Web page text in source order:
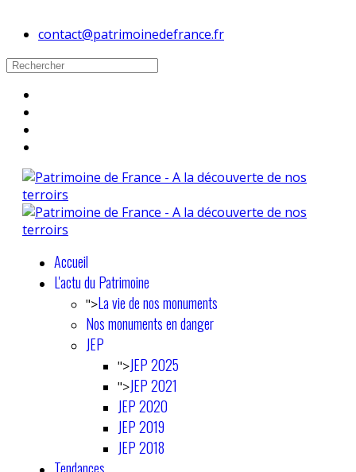
contact@patrimoinedefrance.fr
Accueil
L'actu du Patrimoine
">La vie de nos monuments
Nos monuments en danger
JEP
">JEP 2025
">JEP 2021
JEP 2020
JEP 2019
JEP 2018